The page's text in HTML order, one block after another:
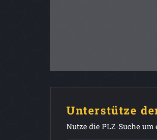
Unterstütze
Nutze die PLZ-Suche